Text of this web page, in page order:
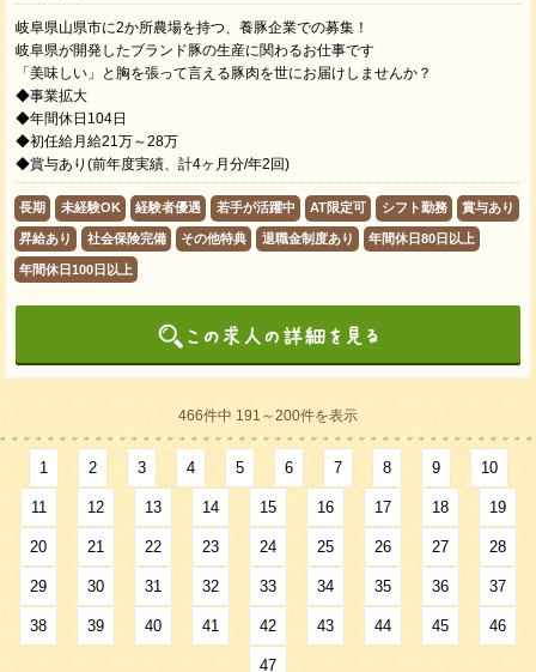
岐阜県山県市に2か所農場を持つ、養豚企業での募集！
岐阜県が開発したブランド豚の生産に関わるお仕事です
「美味しい」と胸を張って言える豚肉を世にお届けしませんか？
◆事業拡大
◆年間休日104日
◆初任給月給21万～28万
◆賞与あり(前年度実績、計4ヶ月分/年2回)
長期 未経験OK 経験者優遇 若手が活躍中 AT限定可 シフト勤務 賞与あり
昇給あり 社会保険完備 その他特典 退職金制度あり 年間休日80日以上
年間休日100日以上
466件中 191～200件を表示
1 2 3 4 5 6 7 8 9 10
11 12 13 14 15 16 17 18 19
20 21 22 23 24 25 26 27 28
29 30 31 32 33 34 35 36 37
38 39 40 41 42 43 44 45 46
47